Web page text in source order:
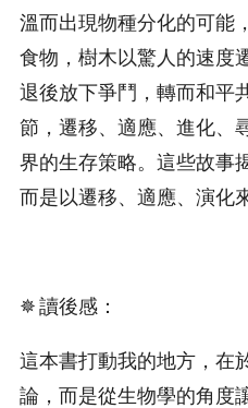
溫而出現物種分化的可能
食物，樹木以驚人的速度
退後放下爭鬥，轉而和平
節，遷移、適應、進化、
界的生存策略。這些故事
而是以遷移、適應、演化
✵ 讀後感：
這本書打動我的地方，在
論，而是從生物學的角度